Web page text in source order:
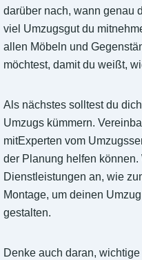
darüber nach, wann genau
viel Umzugsgut du
allen Möbeln und
möchtest, damit du weißt,
Als nächstes solltest du
Umzugs kümmern.
mitExperten vom
der Planung helfen
Dienstleistungen an, wie
Montage, um deinen
gestalten.
Denke auch daran,